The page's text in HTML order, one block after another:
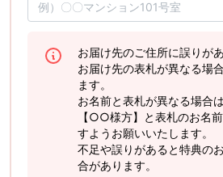
お届け先のご住所に誤りが
お届け先の表札が異なる場
ます。
お名前と表札が異なる場合
【○○様方】と表札のお名
すようお願いいたします。
不足や誤りがあると特典の
合があります。